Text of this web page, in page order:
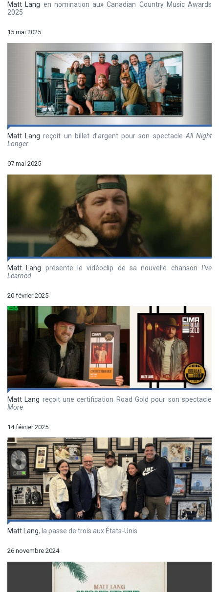
Matt Lang en nomination aux Canadian Country Music Awards
2025
15 mai 2025
Matt Lang reçoit un billet d’argent pour son spectacleAll Night
Longer
07 mai 2025
Matt Lang présente le vidéoclip de sa nouvelle chansonI’ve
Learned
20 février 2025
Matt Lang reçoit une certification Road Gold pour son spectacle
More
14 février 2025
Matt Lang, la passe de trois aux États-Unis
26 novembre 2024